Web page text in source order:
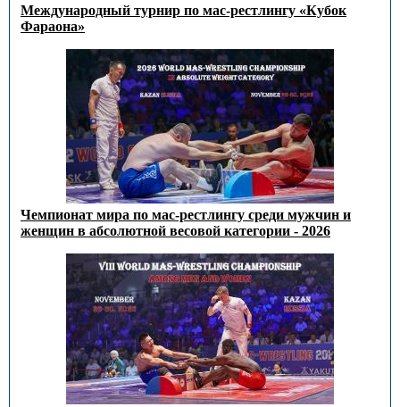
Международный турнир по мас-рестлингу «Кубок
Фараона»
Чемпионат мира по мас-рестлингу среди мужчин и
женщин в абсолютной весовой категории - 2026